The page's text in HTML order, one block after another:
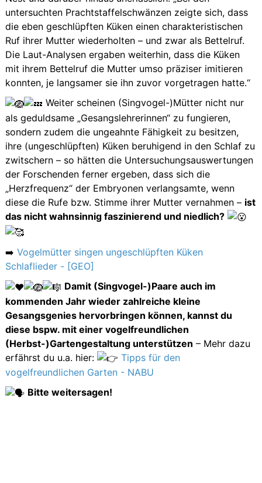
untersuchten Prachtstaffelschwänzen zeigte sich, dass
die eben geschlüpften Küken einen charakteristischen
Ruf ihrer Mutter wiederholten – und zwar als Bettelruf.
Die Laut-Analysen ergaben weiterhin, dass die Küken
mit ihrem Bettelruf die Mutter umso präziser imitieren
konnten, je langsamer sie ihn zuvor vorgetragen hatte.“
Weiter scheinen (Singvogel-)Mütter nicht nur
als geduldsame „Gesangslehrerinnen“ zu fungieren,
sondern zudem die ungeahnte Fähigkeit zu besitzen,
ihre (ungeschlüpften) Küken beruhigend in den Schlaf zu
zwitschern – so hätten die Untersuchungsauswertungen
der Forschenden ferner ergeben, dass sich die
„Herzfrequenz“ der Embryonen verlangsamte, wenn
diese die Rufe bzw. Stimme ihrer Mutter vernahmen – ist
das nicht wahnsinnig faszinierend und niedlich?
➡️Vogelmütter singen ungeschlüpften Küken
Schlaflieder - [GEO]
Damit (Singvogel-)Paare auch im
kommenden Jahr wieder zahlreiche kleine
Gesangsgenies hervorbringen können, kannst du
diese bspw. mit einer vogelfreundlichen
(Herbst-)Gartengestaltung unterstützen – Mehr dazu
erfährst du u.a. hier:
Tipps für den
vogelfreundlichen Garten - NABU
Bitte weitersagen!